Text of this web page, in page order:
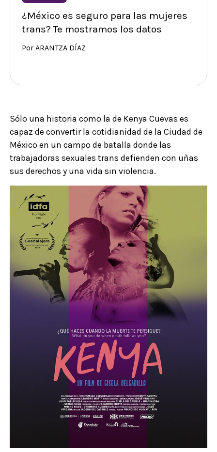
¿México es seguro para las mujeres
trans? Te mostramos los datos
Por ARANTZA DÍAZ
Sólo una historia como la de Kenya Cuevas es
capaz de convertir la cotidianidad de la Ciudad de
México en un campo de batalla donde las
trabajadoras sexuales trans defienden con uñas
sus derechos y una vida sin violencia.